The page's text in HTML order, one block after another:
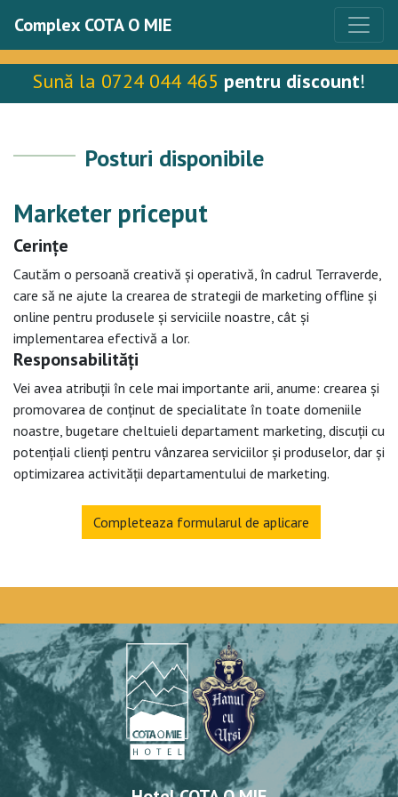
Complex COTA O MIE
Sună la 0724 044 465 pentru discount!
Posturi disponibile
Marketer priceput
Cerințe
Cautăm o persoană creativă și operativă, în cadrul Terraverde,
care să ne ajute la crearea de strategii de marketing offline și
online pentru produsele și serviciile noastre, cât și
implementarea efectivă a lor.
Responsabilități
Vei avea atribuții în cele mai importante arii, anume: crearea și
promovarea de conținut de specialitate în toate domeniile
noastre, bugetare cheltuieli departament marketing, discuții cu
potențiali clienți pentru vânzarea serviciilor și produselor, dar și
optimizarea activității departamentului de marketing.
Completeaza formularul de aplicare